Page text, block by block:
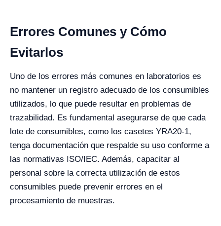
Errores Comunes y Cómo
Evitarlos
Uno de los errores más comunes en laboratorios es
no mantener un registro adecuado de los consumibles
utilizados, lo que puede resultar en problemas de
trazabilidad. Es fundamental asegurarse de que cada
lote de consumibles, como los casetes YRA20-1,
tenga documentación que respalde su uso conforme a
las normativas ISO/IEC. Además, capacitar al
personal sobre la correcta utilización de estos
consumibles puede prevenir errores en el
procesamiento de muestras.